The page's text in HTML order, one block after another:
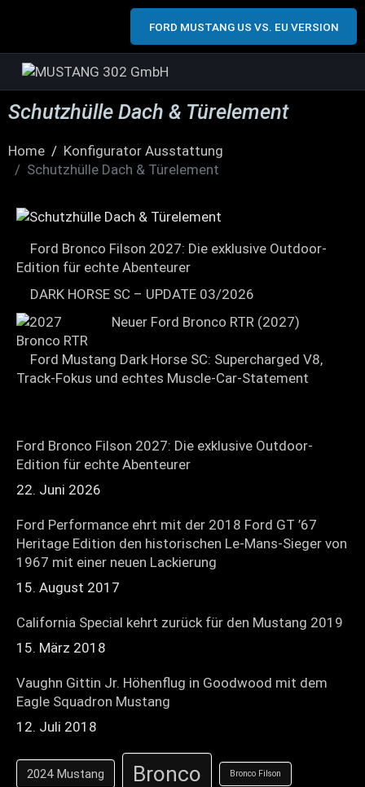
FORD MUSTANG US VS. EU VERSION
Schutzhülle Dach & Türelement
Home
Konfigurator Ausstattung
Schutzhülle Dach & Türelement
Ford Bronco Filson 2027: Die exklusive Outdoor-
Edition für echte Abenteurer
DARK HORSE SC – UPDATE 03/2026
Neuer Ford Bronco RTR (2027)
Ford Mustang Dark Horse SC: Supercharged V8,
Track-Fokus und echtes Muscle-Car-Statement
Ford Bronco Filson 2027: Die exklusive Outdoor-
Edition für echte Abenteurer
22. Juni 2026
Ford Performance ehrt mit der 2018 Ford GT ’67
Heritage Edition den historischen Le-Mans-Sieger von
1967 mit einer neuen Lackierung
15. August 2017
California Special kehrt zurück für den Mustang 2019
15. März 2018
Vaughn Gittin Jr. Höhenflug in Goodwood mit dem
Eagle Squadron Mustang
12. Juli 2018
2024 Mustang Bronco Bronco Filson